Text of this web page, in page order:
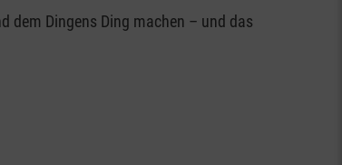
dem Dingens Ding machen – und das